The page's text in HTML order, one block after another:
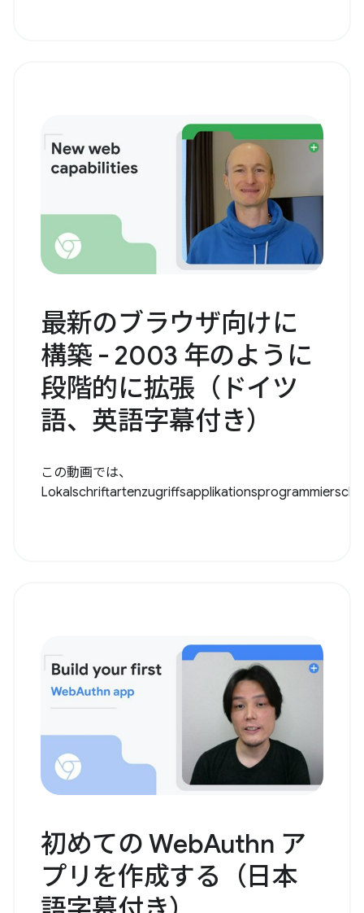
最新のブラウザ向けに
構築 - 2003 年のように
段階的に拡張（ドイツ
語、英語字幕付き）
この動画では、
初めての WebAuthn ア
プリを作成する（日本